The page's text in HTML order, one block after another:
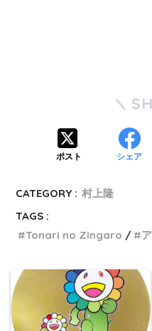
ポスト シェア
CATEGORY : 村上隆
TAGS :
Tonari no Zingaro